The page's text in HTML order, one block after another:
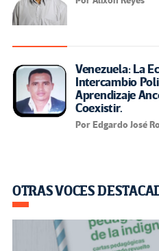
Venezuela: La
Intercambio
Aprendizaje
Coexistir.
Por Edgardo José
OTRAS VOCES